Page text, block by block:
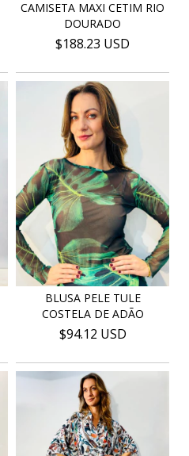
CAMISETA MAXI CETIM RIO
DOURADO
$188.23 USD
BLUSA PELE TULE
COSTELA DE ADÃO
$94.12 USD